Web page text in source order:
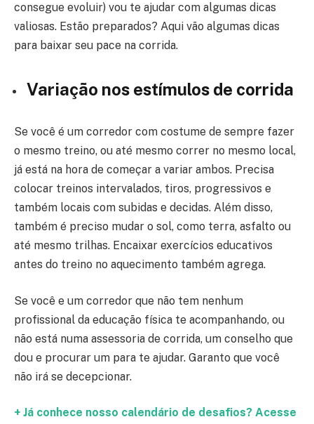
consegue evoluir) vou te ajudar com algumas dicas
valiosas. Estão preparados? Aqui vão algumas dicas
para baixar seu pace na corrida.
Variação nos estímulos de corrida
Se você é um corredor com costume de sempre fazer
o mesmo treino, ou até mesmo correr no mesmo local,
já está na hora de começar a variar ambos. Precisa
colocar treinos intervalados, tiros, progressivos e
também locais com subidas e decidas. Além disso,
também é preciso mudar o sol, como terra, asfalto ou
até mesmo trilhas. Encaixar exercícios educativos
antes do treino no aquecimento também agrega.
Se você e um corredor que não tem nenhum
profissional da educação física te acompanhando, ou
não está numa assessoria de corrida, um conselho que
dou e procurar um para te ajudar. Garanto que você
não irá se decepcionar.
+ Já conhece nosso calendário de desafios? Acesse